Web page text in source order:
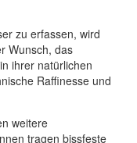
zu erfassen, wird
Wunsch, das
ihrer natürlichen
Raffinesse und
weitere
tragen bissfeste